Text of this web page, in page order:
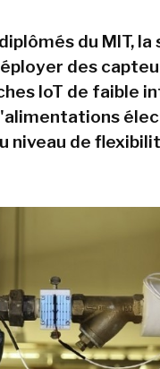
du MIT,
des
IoT de faible
niveau de